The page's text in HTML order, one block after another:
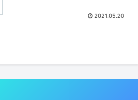
2021.05.20